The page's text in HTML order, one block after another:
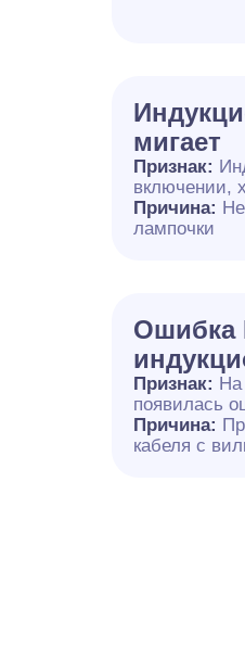
мигает
Признак:
включении,
Причина:
лампочки
Ошибка
Признак: На
появилась
Причина:
кабеля с